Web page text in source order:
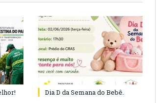
Dia D da Semana do Bebê.